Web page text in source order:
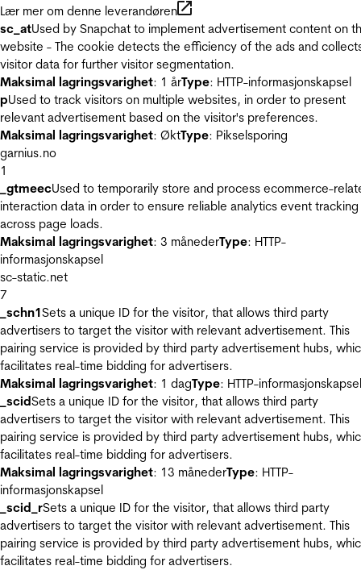
Lær mer om denne leverandøren
sc_atUsed by Snapchat to implement advertisement content on
website - The cookie detects the efficiency of the ads and
visitor data for further visitor segmentation.
Maksimal lagringsvarighet: 1 årType: HTTP-informasjonskapsel
pUsed to track visitors on multiple websites, in order to present
relevant advertisement based on the visitor's preferences.
Maksimal lagringsvarighet: ØktType: Pikselsporing
garnius.no
1
_gtmeecUsed to temporarily store and process ecommerce-
interaction data in order to ensure reliable analytics event tracking
across page loads.
Maksimal lagringsvarighet: 3 månederType: HTTP-
informasjonskapsel
sc-static.net
7
_schn1Sets a unique ID for the visitor, that allows third party
advertisers to target the visitor with relevant advertisement. This
pairing service is provided by third party advertisement hubs,
facilitates real-time bidding for advertisers.
Maksimal lagringsvarighet: 1 dagType: HTTP-informasjonskapsel
_scidSets a unique ID for the visitor, that allows third party
advertisers to target the visitor with relevant advertisement. This
pairing service is provided by third party advertisement hubs,
facilitates real-time bidding for advertisers.
Maksimal lagringsvarighet: 13 månederType: HTTP-
informasjonskapsel
_scid_rSets a unique ID for the visitor, that allows third party
advertisers to target the visitor with relevant advertisement. This
pairing service is provided by third party advertisement hubs,
facilitates real-time bidding for advertisers.